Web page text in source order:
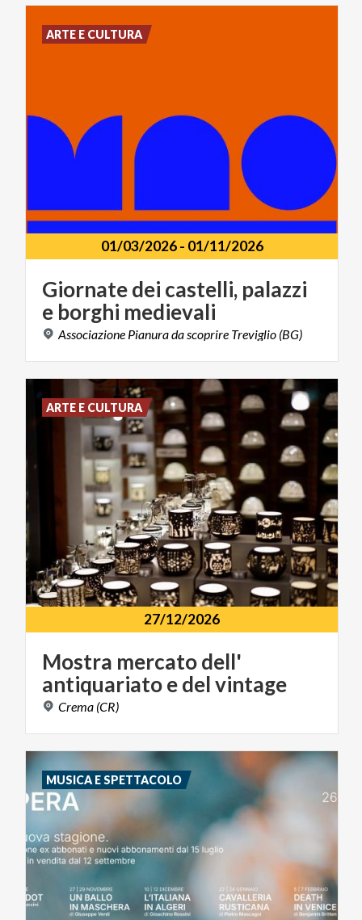
01/03/2026- 01/11/2026
Giornatedei castelli, palazzi
e borghi medievali
Associazione Pianurada scoprire Treviglio (BG)
ARTE E CULTURA
27/12/2026
Mostra mercatodell'
antiquariatoedelvintage
Crema (CR)
ARTE E CULTURA
MUSICA E SPETTACOLO